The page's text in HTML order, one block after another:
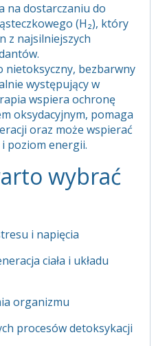
na dostarczaniu do
(H₂), który
z najsilniejszych
bezbarwny
występujący w
wspiera ochronę
oksydacyjnym, pomaga
oraz może wspierać
poziom energii.
wybrać
i napięcia
ciała i układu
organizmu
procesów detoksykacji